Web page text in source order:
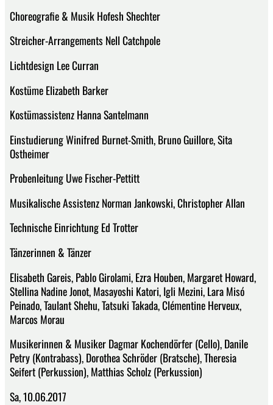
Choreografie & Musik Hofesh Shechter
Streicher-Arrangements Nell Catchpole
Lichtdesign Lee Curran
Kostüme Elizabeth Barker
Kostümassistenz Hanna Santelmann
Einstudierung Winifred Burnet-Smith, Bruno Guillore, Sita
Ostheimer
Probenleitung Uwe Fischer-Pettitt
Musikalische Assistenz Norman Jankowski, Christopher Allan
Technische Einrichtung Ed Trotter
Tänzerinnen & Tänzer
Elisabeth Gareis, Pablo Girolami, Ezra Houben, Margaret Howard,
Stellina Nadine Jonot, Masayoshi Katori, Igli Mezini, Lara Misó
Peinado, Taulant Shehu, Tatsuki Takada, Clémentine Herveux,
Marcos Morau
Musikerinnen & Musiker Dagmar Kochendörfer (Cello), Danile
Petry (Kontrabass), Dorothea Schröder (Bratsche), Theresia
Seifert (Perkussion), Matthias Scholz (Perkussion)
Sa, 10.06.2017